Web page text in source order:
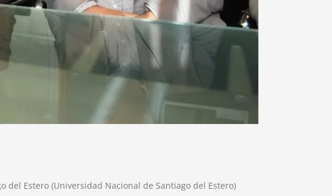
del Estero (Universidad Nacional de Santiago del Estero)